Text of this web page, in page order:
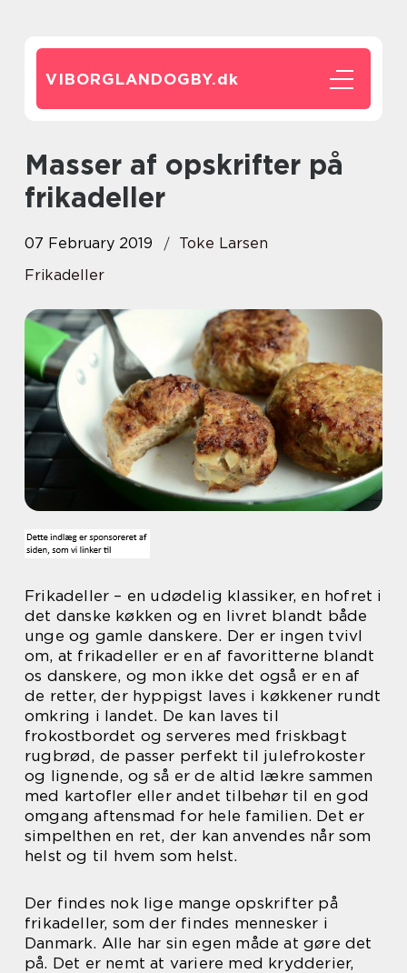
VIBORGLANDOGBY.dk
Masser af opskrifter på
frikadeller
07 February 2019
Toke Larsen
Frikadeller
Frikadeller – en udødelig klassiker, en hofret i
det danske køkken og en livret blandt både
unge og gamle danskere. Der er ingen tvivl
om, at frikadeller er en af favoritterne blandt
os danskere, og mon ikke det også er en af
de retter, der hyppigst laves i køkkener rundt
omkring i landet. De kan laves til
frokostbordet og serveres med friskbagt
rugbrød, de passer perfekt til julefrokoster
og lignende, og så er de altid lækre sammen
med kartofler eller andet tilbehør til en god
omgang aftensmad for hele familien. Det er
simpelthen en ret, der kan anvendes når som
helst og til hvem som helst.
Der findes nok lige mange opskrifter på
frikadeller, som der findes mennesker i
Danmark. Alle har sin egen måde at gøre det
på. Det er nemt at variere med krydderier,